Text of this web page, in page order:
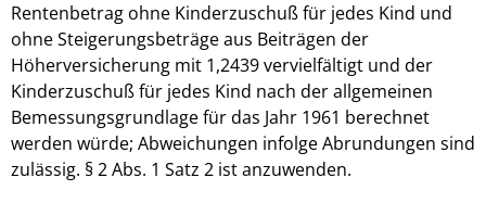
Rentenbetrag ohne Kinderzuschuß für jedes Kind und
ohne Steigerungsbeträge aus Beiträgen der
Höherversicherung mit 1,2439 vervielfältigt und der
Kinderzuschuß für jedes Kind nach der allgemeinen
Bemessungsgrundlage für das Jahr 1961 berechnet
werden würde; Abweichungen infolge Abrundungen sind
zulässig. § 2 Abs. 1 Satz 2 ist anzuwenden.